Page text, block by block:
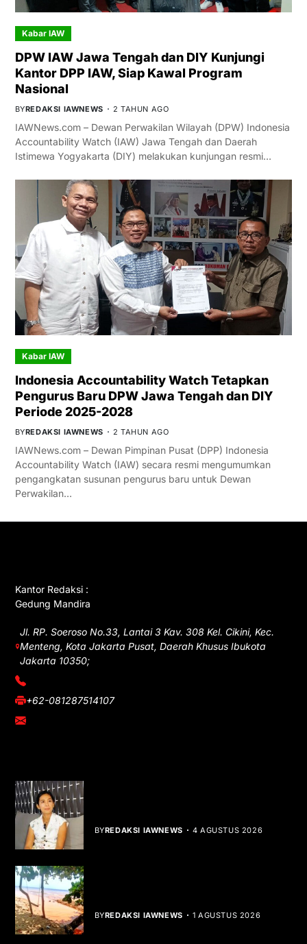
Kabar IAW
DPW IAW Jawa Tengah dan DIY Kunjungi
Kantor DPP IAW, Siap Kawal Program
Nasional
BYREDAKSI IAWNEWS 2 TAHUN AGO
IAWNews.com – Dewan Perwakilan Wilayah (DPW) Indonesia
Accountability Watch (IAW) Jawa Tengah dan Daerah
Istimewa Yogyakarta (DIY) melakukan kunjungan resmi…
Kabar IAW
Indonesia Accountability Watch Tetapkan
Pengurus Baru DPW Jawa Tengah dan DIY
Periode 2025-2028
BYREDAKSI IAWNEWS 2 TAHUN AGO
IAWNews.com – Dewan Pimpinan Pusat (DPP) Indonesia
Accountability Watch (IAW) secara resmi mengumumkan
pengangkatan susunan pengurus baru untuk Dewan
Perwakilan…
Kantor Redaksi :
Gedung Mandira
Jl. RP. Soeroso No.33, Lantai 3 Kav. 308 Kel. Cikini, Kec.
Menteng, Kota Jakarta Pusat, Daerah Khusus Ibukota
Jakarta 10350;
(021) 3908026
+62-081287514107
adm@iawnews.com
BYREDAKSI IAWNEWS 4 AGUSTUS 2026
BYREDAKSI IAWNEWS 1 AGUSTUS 2026